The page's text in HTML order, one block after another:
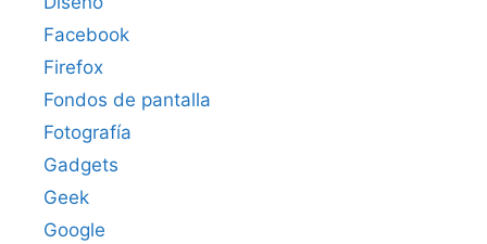
Facebook
Firefox
Fondos de pantalla
Fotografía
Gadgets
Geek
Google